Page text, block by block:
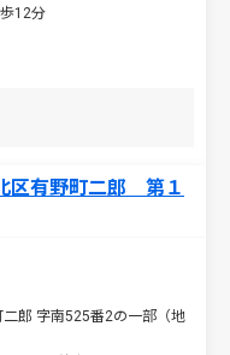
12分
区有野町二郎 第１
郎 字南525番2の一部（地